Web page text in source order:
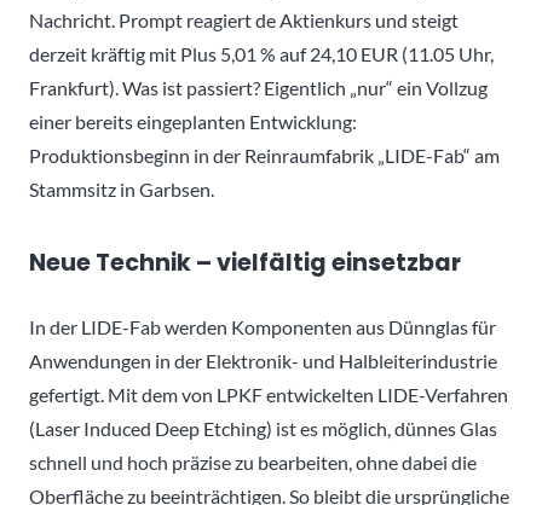
Nachricht. Prompt reagiert de Aktienkurs und steigt
derzeit kräftig mit Plus 5,01 % auf 24,10 EUR (11.05 Uhr,
Frankfurt). Was ist passiert? Eigentlich „nur“ ein Vollzug
einer bereits eingeplanten Entwicklung:
Produktionsbeginn in der Reinraumfabrik „LIDE-Fab“ am
Stammsitz in Garbsen.
Neue Technik – vielfältig einsetzbar
In der LIDE-Fab werden Komponenten aus Dünnglas für
Anwendungen in der Elektronik- und Halbleiterindustrie
gefertigt. Mit dem von LPKF entwickelten LIDE-Verfahren
(Laser Induced Deep Etching) ist es möglich, dünnes Glas
schnell und hoch präzise zu bearbeiten, ohne dabei die
Oberfläche zu beeinträchtigen. So bleibt die ursprüngliche